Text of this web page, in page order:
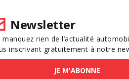
Newsletter
manquez rien de l’actualité
inscrivant gratuitement à notre
JE M'ABONNE